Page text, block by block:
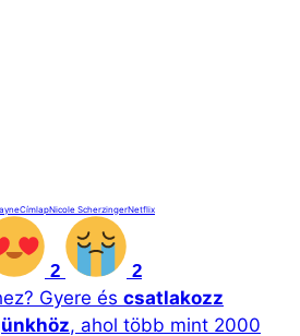
CímlapNicole ScherzingerNetflix
2 2
Gyere és csatlakozz
, ahol több mint 2000